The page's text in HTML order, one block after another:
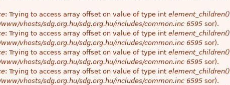
: Trying to access array offset on value of type int element_children()
vhosts/sdg.org.hu/sdg.org.hu/includes/common.inc 6595 sor).
: Trying to access array offset on value of type int element_children()
vhosts/sdg.org.hu/sdg.org.hu/includes/common.inc 6595 sor).
: Trying to access array offset on value of type int element_children()
vhosts/sdg.org.hu/sdg.org.hu/includes/common.inc 6595 sor).
: Trying to access array offset on value of type int element_children()
vhosts/sdg.org.hu/sdg.org.hu/includes/common.inc 6595 sor).